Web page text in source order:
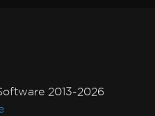
2013-2026